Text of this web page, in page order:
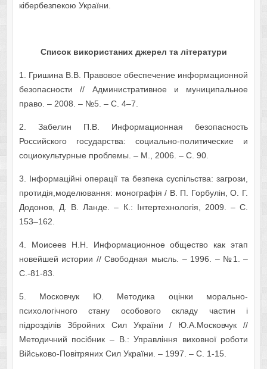
кібербезпекою України.
Список використаних джерел та літератури
1. Гришина В.В. Правовое обеспечение информационной
безопасности // Административное и муниципальное
право. – 2008. – №5. – С. 4–7.
2. Забелин П.В. Информационная безопасность
Российского государства: социально-политические и
социокультурные проблемы. – М., 2006. – С. 90.
3. Інформаційні операції та безпека суспільства: загрози,
протидія,моделювання: монографія / В. П. Горбулін, О. Г.
Додонов, Д. В. Ланде. – К.: Інтертехнологія, 2009. – С.
153–162.
4. Моисеев Н.Н. Информационное общество как этап
новейшей истории // Свободная мысль. – 1996. – №1. –
С.-81-83.
5. Московчук Ю. Методика оцінки морально-
психологічного стану особового складу частин і
підрозділів Збройних Сил України / Ю.А.Московчук //
Методичний посібник – В.: Управління виховної роботи
Військово-Повітряних Сил України. – 1997. – С. 1-15.